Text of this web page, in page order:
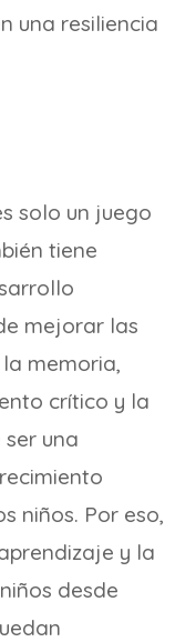
una resiliencia
solo un juego
tiene
mejorar las
memoria,
crítico y la
una
niños. Por eso,
y la
desde